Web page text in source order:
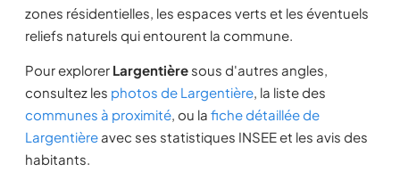
zones résidentielles, les espaces verts et les éventuels
reliefs naturels qui entourent la commune.
Pour explorer Largentière sous d'autres angles,
consultez les photos de Largentière, la liste des
communes à proximité, ou la fiche détaillée de
Largentière avec ses statistiques INSEE et les avis des
habitants.